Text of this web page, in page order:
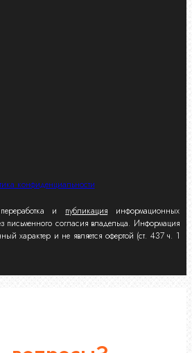
конфиденциальности
и публикация информационных
письменного согласия владельца. Информация
характер и не является офертой (ст. 437 ч. 1